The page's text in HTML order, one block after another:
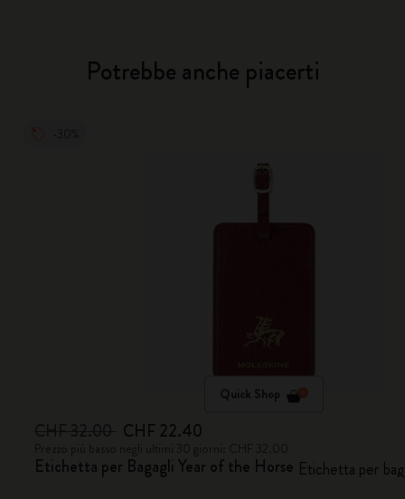
Potrebbe anche piacerti
Quick Shop
CHF 22.40
Etichetta per Bagagli Year of the Horse Etichetta per